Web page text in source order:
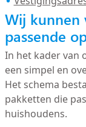
Wij kunnen
passende
In het kader van
een simpel en
Het schema
pakketten die
huishoudens.